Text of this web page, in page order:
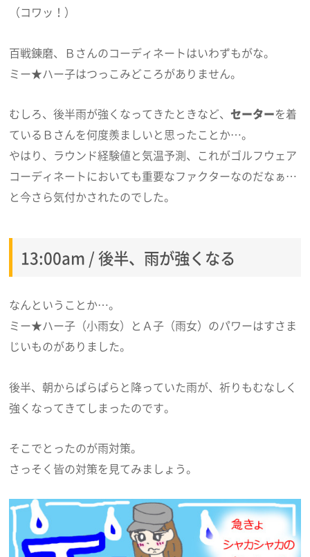
（コワッ！）
百戦錬磨、Ｂさんのコーディネートはいわずもがな。
ミー★ハー子はつっこみどころがありません。
むしろ、後半雨が強くなってきたときなど、セーターを着
ているＢさんを何度羨ましいと思ったことか…。
やはり、ラウンド経験値と気温予測、これがゴルフウェア
コーディネートにおいても重要なファクターなのだなぁ…
と今さら気付かされたのでした。
13:00am / 後半、雨が強くなる
なんということか…。
ミー★ハー子（小雨女）とＡ子（雨女）のパワーはすさま
じいものがありました。
後半、朝からぱらぱらと降っていた雨が、祈りもむなしく
強くなってきてしまったのです。
そこでとったのが雨対策。
さっそく皆の対策を見てみましょう。